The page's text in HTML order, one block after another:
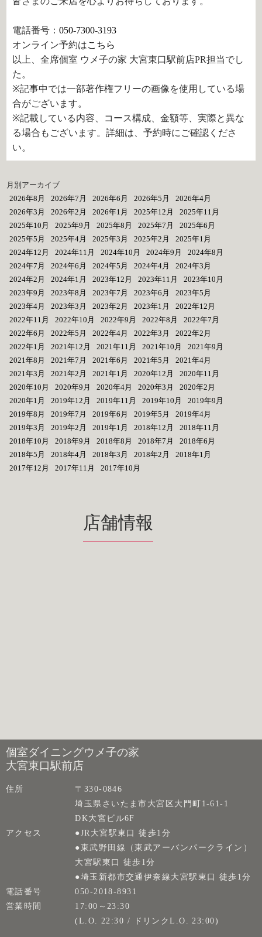
電話番号：050-7300-3193
オンライン予約はこちら
以上、全席個室 ウメ子の家 大宮東口駅前店PR担当でし
た。
※記事中では一部著作権フリーの画像を使用している場
合がございます。
※記載している内容、コース構成、金額等、実際と異な
る場合もございます。詳細は、予約時にご確認くださ
い。
月別アーカイブ
2026年8月
2026年7月 2026年6月 2026年5月
2026年4月
2026年3月
2026年2月 2026年1月 2025年12月
2025年11月
2025年10月
2025年9月 2025年8月 2025年7月
2025年6月
2025年5月
2025年4月 2025年3月 2025年2月
2025年1月
2024年12月
2024年11月 2024年10月 2024年9月
2024年8月
2024年7月
2024年6月 2024年5月 2024年4月
2024年3月
2024年2月
2024年1月 2023年12月 2023年11月
2023年10月
2023年9月
2023年8月 2023年7月 2023年6月
2023年5月
2023年4月
2023年3月 2023年2月 2023年1月
2022年12月
2022年11月
2022年10月 2022年9月 2022年8月
2022年7月
2022年6月
2022年5月 2022年4月 2022年3月
2022年2月
2022年1月
2021年12月 2021年11月 2021年10月
2021年9月
2021年8月
2021年7月 2021年6月 2021年5月
2021年4月
2021年3月
2021年2月 2021年1月 2020年12月
2020年11月
2020年10月
2020年9月 2020年4月 2020年3月
2020年2月
2020年1月
2019年12月 2019年11月 2019年10月
2019年9月
2019年8月
2019年7月 2019年6月 2019年5月
2019年4月
2019年3月
2019年2月 2019年1月 2018年12月
2018年11月
2018年10月
2018年9月 2018年8月 2018年7月
2018年6月
2018年5月
2018年4月 2018年3月 2018年2月
2018年1月
2017年12月
2017年11月 2017年10月
店舗情報
個室ダイニングウメ子の家
大宮東口駅前店
住所
〒330-0846
埼玉県さいたま市大宮区大門町1-61-1
DK大宮ビル6F
アクセス
●JR大宮駅東口 徒歩1分
●東武野田線（東武アーバンパークライン）
大宮駅東口 徒歩1分
●埼玉新都市交通伊奈線大宮駅東口 徒歩1分
電話番号
050-2018-8931
営業時間
17:00～23:30
(L.O. 22:30 / ドリンクL.O. 23:00)